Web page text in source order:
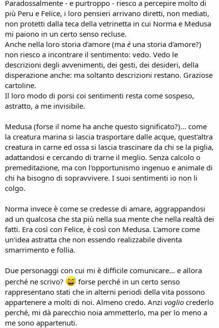
Paradossalmente - e purtroppo - riesco a percepire molto di
più Peru e Felice, i loro pensieri arrivano diretti, non mediati,
non protetti dalla teca della vetrinetta in cui Norma e Medusa
mi paiono in un certo senso recluse.
Anche nella loro storia d'amore (ma è una storia d'amore?)
non riesco a incontrare il sentimento: vedo. Vedo le
descrizioni degli avvenimenti, dei gesti, dei desideri, della
disperazione anche: ma soltanto descrizioni restano. Graziose
cartoline.
Il loro modo di porsi coi sentimenti resta come sospeso,
astratto, a me invisibile.
Medusa (forse il nome ha anche questo significato?)... come
la creatura marina si lascia trasportare dalle acque, quest'altra
creatura in carne ed ossa si lascia trascinare da chi se la piglia,
adattandosi e cercando di trarne il meglio. Senza calcolo o
premeditazione, ma con l'opportunismo ingenuo e animale di
chi ha bisogno di sopravvivere. I suoi sentimenti io non li
colgo.
Norma invece è come se credesse di amare, aggrappandosi
ad un qualcosa che sta più nella sua mente che nella realtà dei
fatti. Era così con Felice, è così con Medusa. L'amore come
un'idea astratta che non essendo realizzabile diventa
smarrimento e follia.
Due personaggi con cui mi è difficile comunicare... e allora
perché ne scrivo?
forse perché in un certo senso
rappresentano stati che in alterni periodi della vita possono
appartenere a molti di noi. Almeno credo. Anzi voglio crederlo
perché, mi dà parecchio noia ammetterlo, ma per lo meno a
me sono appartenuti.